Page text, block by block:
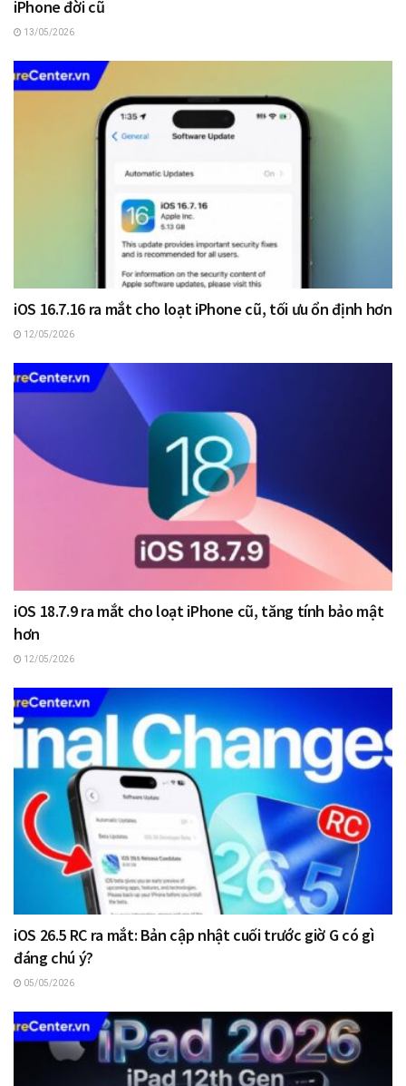
iPhone đời cũ
13/05/2026
iOS 16.7.16 ra mắt cho loạt iPhone cũ, tối ưu ổn định hơn
12/05/2026
iOS 18.7.9 ra mắt cho loạt iPhone cũ, tăng tính bảo mật
hơn
12/05/2026
iOS 26.5 RC ra mắt: Bản cập nhật cuối trước giờ G có gì
đáng chú ý?
05/05/2026